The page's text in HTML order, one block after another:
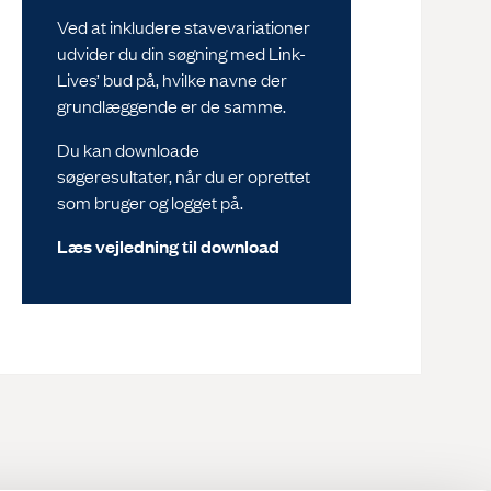
Ved at inkludere stavevariationer
udvider du din søgning med Link-
Lives’ bud på, hvilke navne der
grundlæggende er de samme.
Du kan downloade
søgeresultater, når du er oprettet
som bruger og logget på.
Læs vejledning til download